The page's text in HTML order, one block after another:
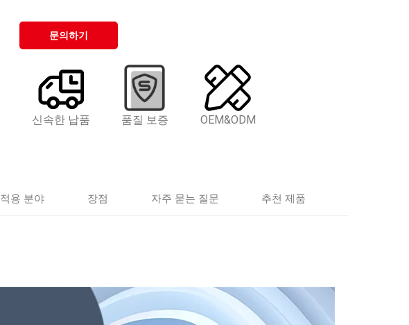
문의하기
신속한 납품 품질 보증 OEM&ODM
적용 분야 장점 자주 묻는 질문 추천 제품